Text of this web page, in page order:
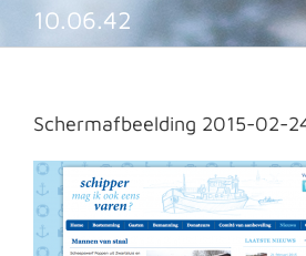
10.06.42
Schermafbeelding 2015-02-